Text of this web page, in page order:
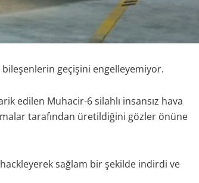
geçişini engelleyemiyor.
edilen Muhacir-6 silahlı insansız hava
tarafından üretildiğini gözler önüne
sağlam bir şekilde indirdi ve